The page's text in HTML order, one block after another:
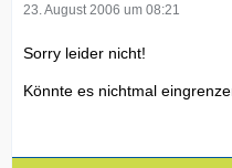
23. August 2006 um 08:21
Sorry leider nicht!
Könnte es nichtmal